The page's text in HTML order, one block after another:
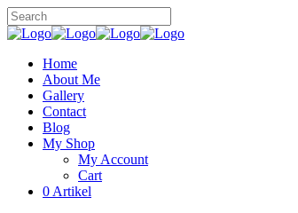
Home
About Me
Gallery
Contact
Blog
My Shop
My Account
Cart
0 Artikel